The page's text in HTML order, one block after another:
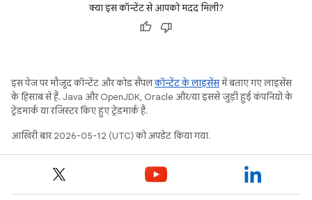
क्या इस कॉन्टेंट से आपको मदद मिली?
इस पेज पर मौजूद कॉन्टेंट और कोड सैंपलकॉन्टेंट के लाइसेंसमें बताए गए लाइसेंस
के हिसाब से हैं. Java और OpenJDK, Oracle और/या इससे जुड़ी हुई कंपनियों के
ट्रेडमार्क या रजिस्टर किए हुए ट्रेडमार्क हैं.
आखिरी बार 2026-05-12 (UTC) को अपडेट किया गया.